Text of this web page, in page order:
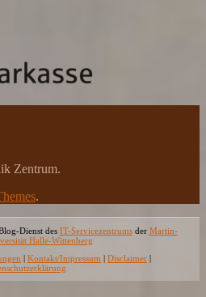
Zentrum.
.
Dienst des IT-Servicezentrumsder Martin-
Halle-Wittenberg
| Kontakt/Impressum | Disclaimer |